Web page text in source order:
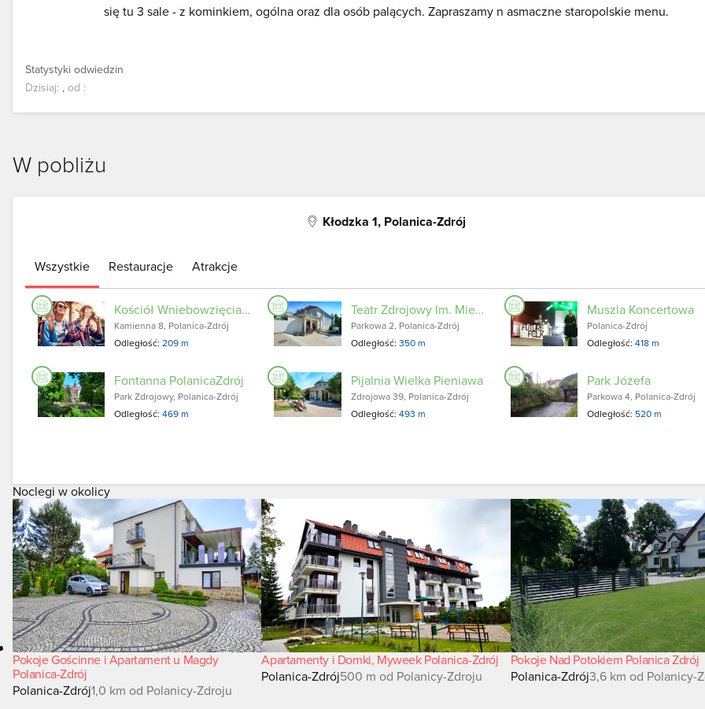
się tu 3 sale - z kominkiem, ogólna oraz dla osób palących. Zapraszamy n asmaczne staropolskie menu.
Statystyki odwiedzin
Dzisiaj: , od :
W pobliżu
Kłodzka 1, Polanica-Zdrój
Wszystkie Restauracje Atrakcje
Kościół Wniebowzięcia Najświętszej Maryi Panny
Kamienna 8, Polanica-Zdrój
Odległość:209 m
Teatr Zdrojowy Im. Mieczysławy Ćwiklińskiej
Parkowa 2, Polanica-Zdrój
Odległość: 350 m
Muszla Koncertowa
Polanica-Zdrój
Odległość:418 m
Fontanna PolanicaZdrój
Park Zdrojowy, Polanica-Zdrój
Odległość:469 m
Pijalnia Wielka Pieniawa
Zdrojowa 39, Polanica-Zdrój
Odległość: 493 m
Park Józefa
Parkowa 4, Polanica-Zdrój
Odległość: 520 m
Noclegi w okolicy
Pokoje Gościnne i Apartament u Magdy
Polanica-Zdrój
Polanica-Zdrój1,0 km od Polanicy-Zdroju
Apartamenty i Domki, Myweek Polanica-Zdrój
Polanica-Zdrój500 m od Polanicy-Zdroju
Pokoje Nad Potokiem Polanica Zdrój
Polanica-Zdrój3,6 km od Polanicy-